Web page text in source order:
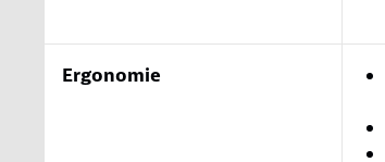
Ergonomie